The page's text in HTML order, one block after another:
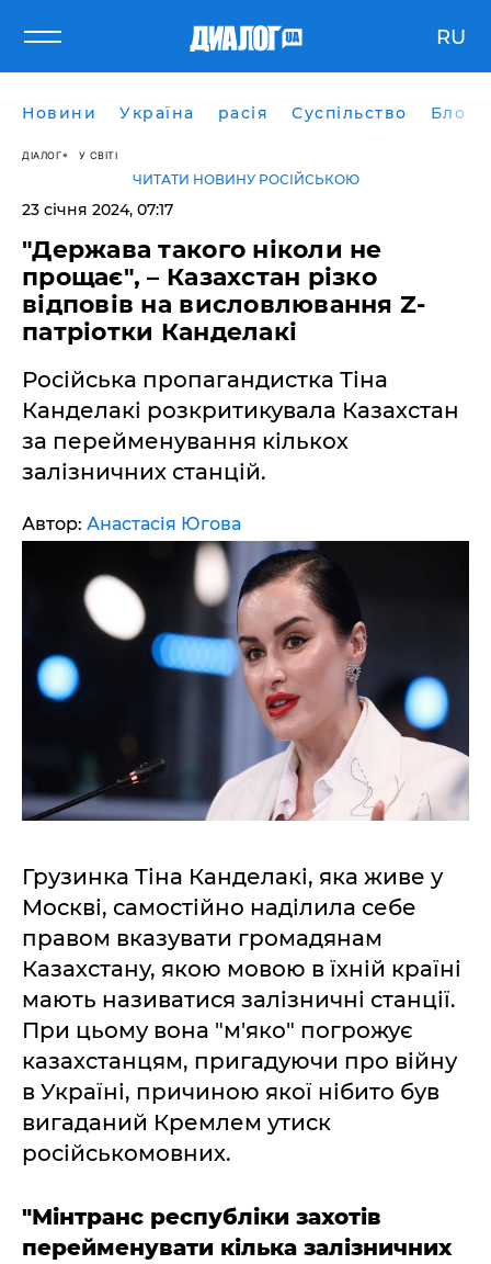
RU
Новини Україна расія Суспільство Блоги
ДІАЛОГ У СВІТІ
ЧИТАТИ НОВИНУ РОСІЙСЬКОЮ
23 січня 2024, 07:17
"Держава такого ніколи не
прощає", – Казахстан різко
відповів на висловлювання Z-
патріотки Канделакі
Російська пропагандистка Тіна
Канделакі розкритикувала Казахстан
за перейменування кількох
залізничних станцій.
Автор: Анастасія Югова
Грузинка Тіна Канделакі, яка живе у
Москві, самостійно наділила себе
правом вказувати громадянам
Казахстану, якою мовою в їхній країні
мають називатися залізничні станції.
При цьому вона "м'яко" погрожує
казахстанцям, пригадуючи про війну
в Україні, причиною якої нібито був
вигаданий Кремлем утиск
російськомовних.
"Мінтранс республіки захотів
перейменувати кілька залізничних